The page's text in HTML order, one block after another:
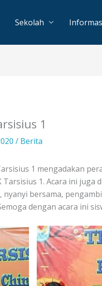
Sekolah
1
/ Berita
1 mengadakan
1. Acara ini
bersama,
dengan acara ini